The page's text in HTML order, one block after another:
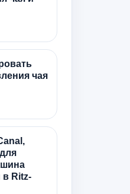
чая
в Ritz-